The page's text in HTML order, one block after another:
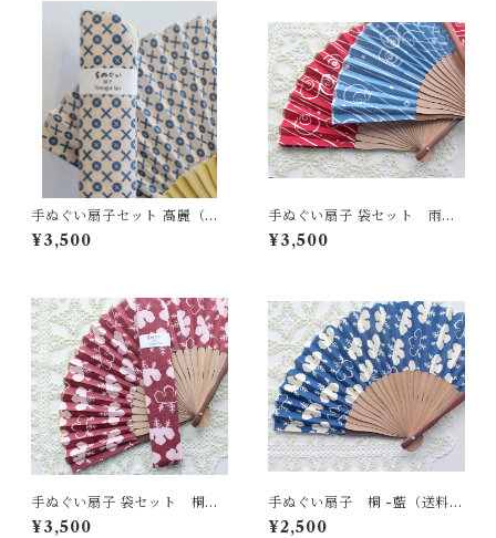
手ぬぐい扇子セット 高麗（送
料無料）
¥3,500
手ぬぐい扇子 袋セット 雨つ
ゆ（送料無料）
¥3,500
手ぬぐい扇子 袋セット 桐花
文様（送料無料）
¥3,500
手ぬぐい扇子 桐 -藍（送料無
料）
¥2,500